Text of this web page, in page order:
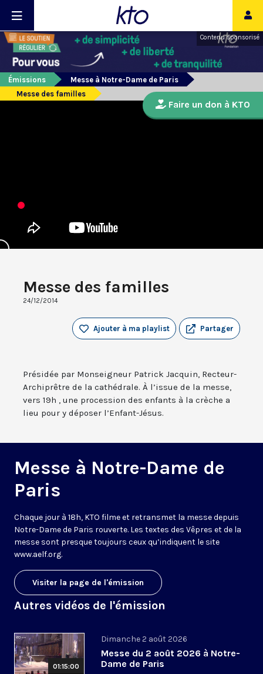
Contenu sponsorisé
Émissions
Messe à Notre-Dame de Paris
Messe des familles
Messe des familles
24/12/2014
Partager
Ajouter à ma playlist
Présidée par Monseigneur Patrick Jacquin, Recteur-
Archiprêtre de la cathédrale. À l’issue de la messe,
vers 19h , une procession des enfants à la crèche a
lieu pour y déposer l’Enfant-Jésus.
Messe à Notre-Dame de
Paris
Chaque jour à 18h, KTO filme et retransmet la messe depuis
Notre-Dame de Paris rouverte. Les textes des Vêpres et de la
messe sont presque toujours ceux qu’indiquent le site
www.aelf.org.
Visiter la page de l'émission
Autres vidéos de l'émission
01:15:00
Dimanche 2 août 2026
Messe du 2 août 2026 à Notre-
Dame de Paris
Faire un don à KTO